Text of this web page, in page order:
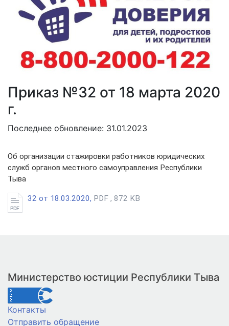
Приказ №32 от 18 марта 2020
г.
Последнее обновление: 31.01.2023
Об организации стажировки работников юридических
служб органов местного самоуправления Республики
Тыва
32 от 18.03.2020, PDF , 872 KB
Министерство юстиции Республики Тыва
Контакты
Отправить обращение